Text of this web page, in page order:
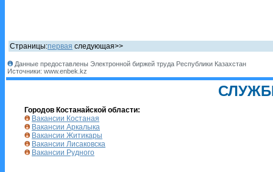
Страницы:первая следующая>>
Данные предоставлены Электронной биржей труда Республики Казахстан
Источники: www.enbek.kz
Городов Костанайской области:
Вакансии Костаная
Вакансии Аркалыка
Вакансии Житикары
Вакансии Лисаковска
Вакансии Рудного